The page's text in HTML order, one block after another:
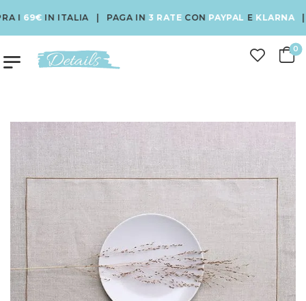
I69€ IN ITALIA | PAGA IN3 RATECONPAYPALEKLARNA|
0